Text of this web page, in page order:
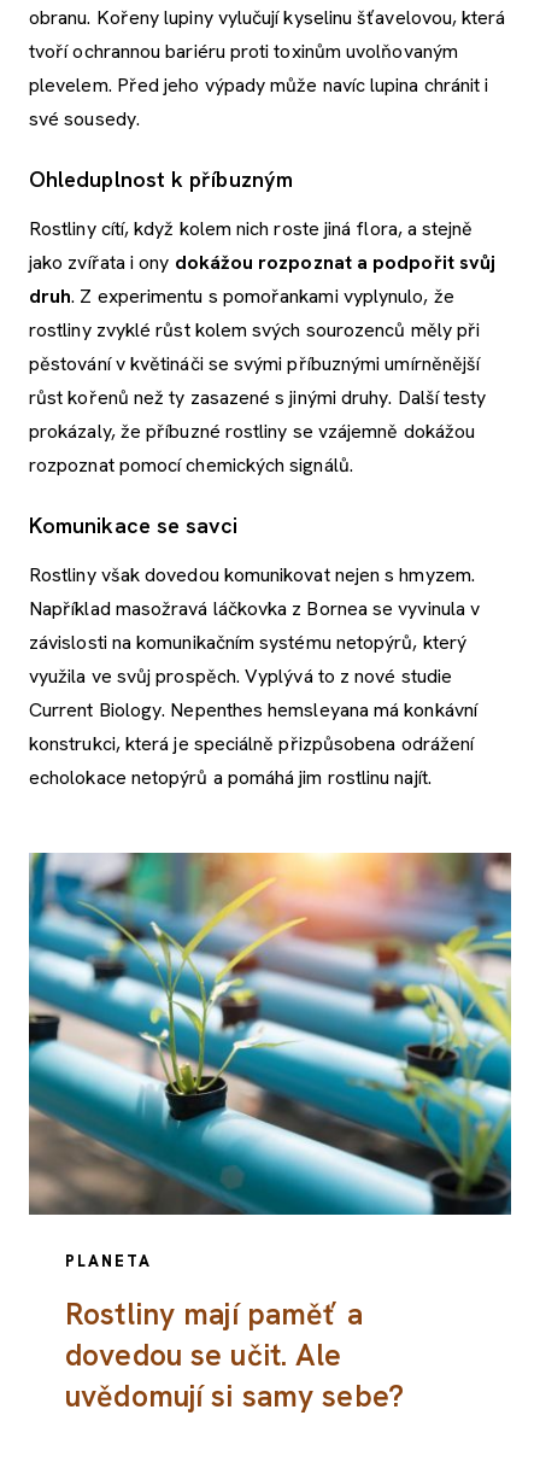
obranu. Kořeny lupiny vylučují kyselinu šťavelovou, která
tvoří ochrannou bariéru proti toxinům uvolňovaným
plevelem. Před jeho výpady může navíc lupina chránit i
své sousedy.
Ohleduplnost k příbuzným
Rostliny cítí, když kolem nich roste jiná flora, a stejně
jako zvířata i ony dokážou rozpoznat a podpořit svůj
druh. Z experimentu s pomořankami vyplynulo, že
rostliny zvyklé růst kolem svých sourozenců měly při
pěstování v květináči se svými příbuznými umírněnější
růst kořenů než ty zasazené s jinými druhy. Další testy
prokázaly, že příbuzné rostliny se vzájemně dokážou
rozpoznat pomocí chemických signálů.
Komunikace se savci
Rostliny však dovedou komunikovat nejen s hmyzem.
Například masožravá láčkovka z Bornea se vyvinula v
závislosti na komunikačním systému netopýrů, který
využila ve svůj prospěch. Vyplývá to z nové studie
Current Biology. Nepenthes hemsleyana má konkávní
konstrukci, která je speciálně přizpůsobena odrážení
echolokace netopýrů a pomáhá jim rostlinu najít.
PLANETA
Rostliny mají paměť a
dovedou se učit. Ale
uvědomují si samy sebe?